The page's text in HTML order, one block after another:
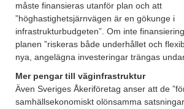
måste finansieras utanför plan och att
”höghastighetsjärnvägen är en gökunge i
infrastrukturbudgeten”. Om inte
planen ”riskeras både underhållet och
nya, angelägna investeringar trängas
Mer pengar till väginfrastruktur
Även Sveriges Åkeriföretag anser att de
samhällsekonomiskt olönsamma